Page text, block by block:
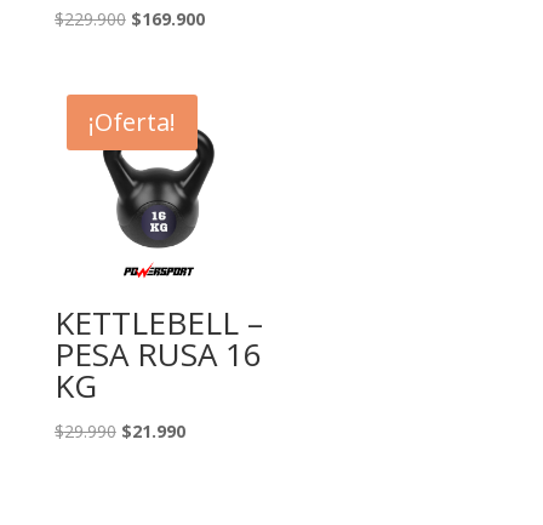
$229.900 El
era:
$229.900.
$169.900El
$169.900.
¡Oferta!
KETTLEBELL –
PESA RUSA 16
KG
$29.990 El
$21.990El